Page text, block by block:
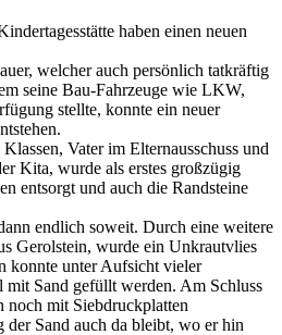
haben einen neuen
welcher auch persönlich tatkräftig
seine Bau-Fahrzeuge wie LKW,
stellte, konnte ein neuer
Vater im Elternausschuss und
Kita, wurde als erstes großzügig
entsorgt und auch die Randsteine
endlich soweit. Durch eine weitere
Gerolstein, wurde ein Unkrautvlies
konnte unter Aufsicht vieler
Sand gefüllt werden. Am Schluss
noch mit Siebdruckplatten
der Sand auch da bleibt, wo er hin